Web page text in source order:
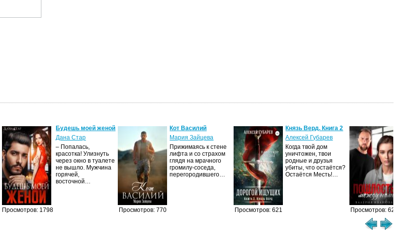
Просмотров: 1798
Будешь моей женой
Дана Стар
– Попалась,
красотка! Улизнуть
через окно в туалете
не вышло. Мужчина
горячей,
восточной…
Просмотров: 770
Кот Василий
Мария Зайцева
Прижимаясь к стене
лифта и со страхом
глядя на мрачного
громилу-соседа,
перегородившего…
Просмотров: 621
Князь Верд. Книга 2
Алексей Губарев
Когда твой дом
уничтожен, твои
родные и друзья
убиты, что остаётся?
Остаётся Месть!…
Просмотров: 620